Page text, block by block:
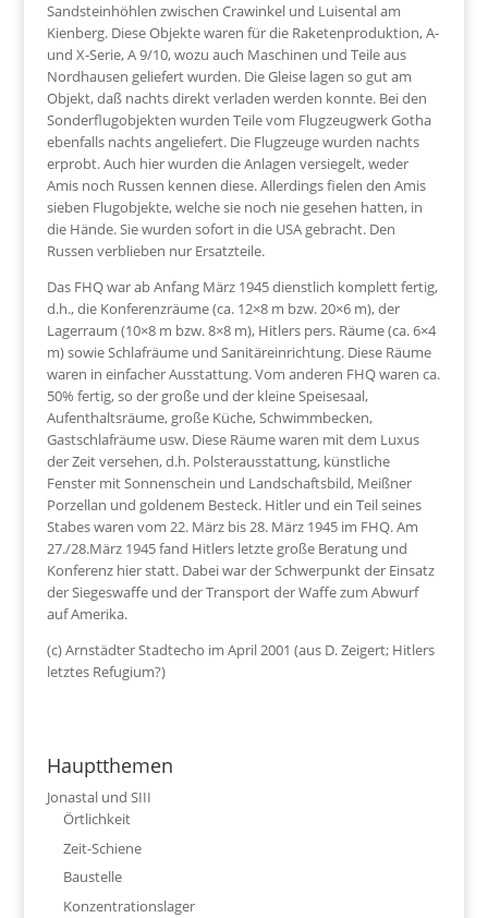
Sandsteinhöhlen zwischen Crawinkel und Luisental am
Kienberg. Diese Objekte waren für die Raketenproduktion, A-
und X-Serie, A 9/10, wozu auch Maschinen und Teile aus
Nordhausen geliefert wurden. Die Gleise lagen so gut am
Objekt, daß nachts direkt verladen werden konnte. Bei den
Sonderflugobjekten wurden Teile vom Flugzeugwerk Gotha
ebenfalls nachts angeliefert. Die Flugzeuge wurden nachts
erprobt. Auch hier wurden die Anlagen versiegelt, weder
Amis noch Russen kennen diese. Allerdings fielen den Amis
sieben Flugobjekte, welche sie noch nie gesehen hatten, in
die Hände. Sie wurden sofort in die USA gebracht. Den
Russen verblieben nur Ersatzteile.
Das FHQ war ab Anfang März 1945 dienstlich komplett fertig,
d.h., die Konferenzräume (ca. 12×8 m bzw. 20×6 m), der
Lagerraum (10×8 m bzw. 8×8 m), Hitlers pers. Räume (ca. 6×4
m) sowie Schlafräume und Sanitäreinrichtung. Diese Räume
waren in einfacher Ausstattung. Vom anderen FHQ waren ca.
50% fertig, so der große und der kleine Speisesaal,
Aufenthaltsräume, große Küche, Schwimmbecken,
Gastschlafräume usw. Diese Räume waren mit dem Luxus
der Zeit versehen, d.h. Polsterausstattung, künstliche
Fenster mit Sonnenschein und Landschaftsbild, Meißner
Porzellan und goldenem Besteck. Hitler und ein Teil seines
Stabes waren vom 22. März bis 28. März 1945 im FHQ. Am
27./28.März 1945 fand Hitlers letzte große Beratung und
Konferenz hier statt. Dabei war der Schwerpunkt der Einsatz
der Siegeswaffe und der Transport der Waffe zum Abwurf
auf Amerika.
(c) Arnstädter Stadtecho im April 2001 (aus D. Zeigert; Hitlers
letztes Refugium?)
Hauptthemen
Jonastal und SIII
Örtlichkeit
Zeit-Schiene
Baustelle
Konzentrationslager